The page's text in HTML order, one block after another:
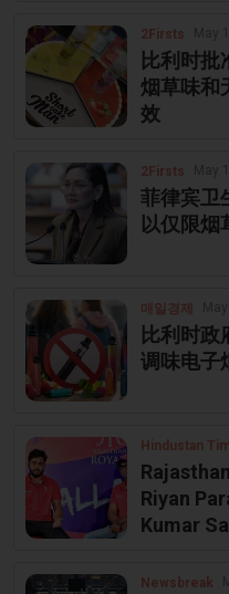
2Firsts
比利时批
烟草味和
效
2Firsts
菲律宾卫
以仅限烟
매일경제
比利时政
调味电子
Hindustan
Riyan
Kumar
Newsbreak